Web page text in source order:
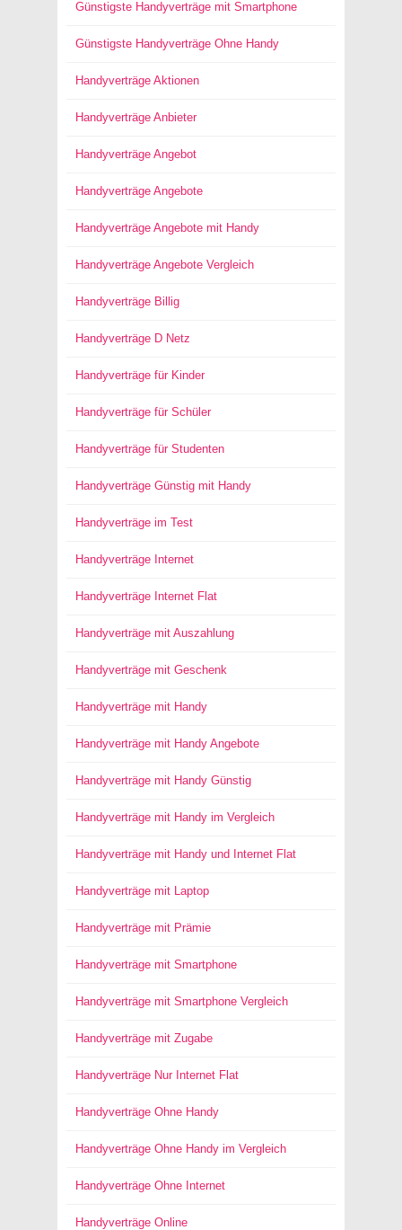
Günstigste Handyverträge mit Smartphone
Günstigste Handyverträge Ohne Handy
Handyverträge Aktionen
Handyverträge Anbieter
Handyverträge Angebot
Handyverträge Angebote
Handyverträge Angebote mit Handy
Handyverträge Angebote Vergleich
Handyverträge Billig
Handyverträge D Netz
Handyverträge für Kinder
Handyverträge für Schüler
Handyverträge für Studenten
Handyverträge Günstig mit Handy
Handyverträge im Test
Handyverträge Internet
Handyverträge Internet Flat
Handyverträge mit Auszahlung
Handyverträge mit Geschenk
Handyverträge mit Handy
Handyverträge mit Handy Angebote
Handyverträge mit Handy Günstig
Handyverträge mit Handy im Vergleich
Handyverträge mit Handy und Internet Flat
Handyverträge mit Laptop
Handyverträge mit Prämie
Handyverträge mit Smartphone
Handyverträge mit Smartphone Vergleich
Handyverträge mit Zugabe
Handyverträge Nur Internet Flat
Handyverträge Ohne Handy
Handyverträge Ohne Handy im Vergleich
Handyverträge Ohne Internet
Handyverträge Online